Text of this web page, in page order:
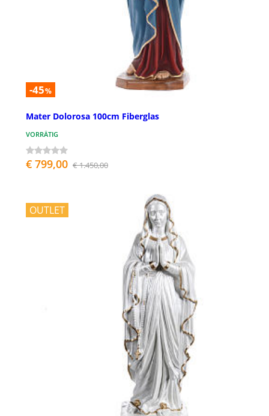
-45%
Mater Dolorosa 100cm Fiberglas
VORRÄTIG
€ 799,00 € 1.450,00
OUTLET